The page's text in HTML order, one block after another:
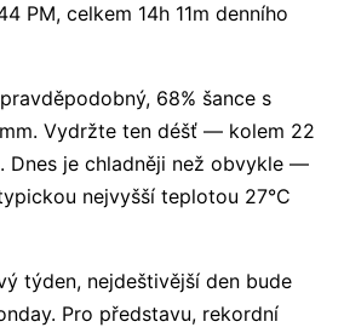
PM, celkem 14h 11m denního
68% šance s
Vydržte ten déšť — kolem 22
Dnes je chladněji než obvykle —
nejvyšší teplotou 27°C
týden, nejdeštivější den bude
Pro představu, rekordní